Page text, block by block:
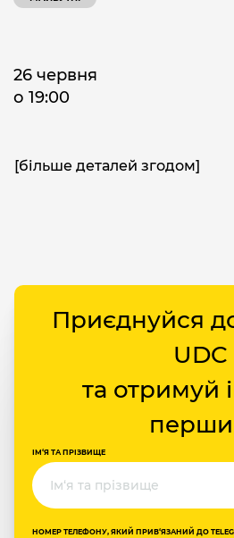
26 червня
о 19:00
[більше деталей згодом]
Приєднуйся до
UDC
та отримуй
ІМ‘Я ТА ПРІЗВИЩЕ
НОМЕР ТЕЛЕФОНУ, ЯКИЙ ПРИВ‘ЯЗАНИЙ ДО